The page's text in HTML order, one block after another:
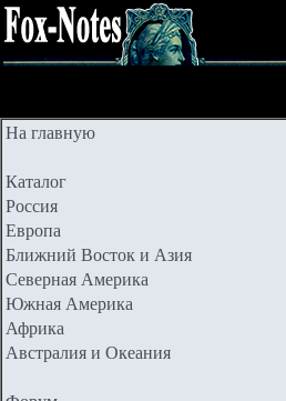
На главную
Каталог
Россия
Европа
Ближний Восток и Азия
Северная Америка
Южная Америка
Африка
Австралия и Океания